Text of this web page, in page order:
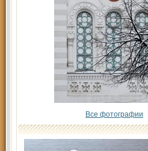
Все фотографии